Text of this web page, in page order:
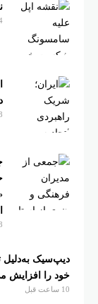
4
8
8
خود را افزایش
10 ساعت قبل